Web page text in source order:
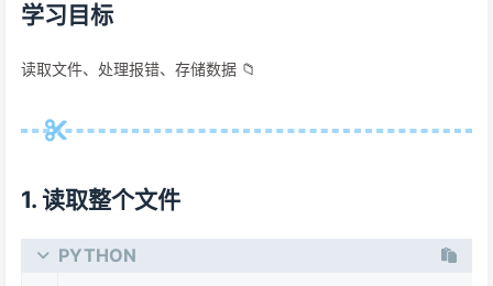
学习目标
读取文件、处理报错、存储数据 📁
1. 读取整个文件
PYTHON